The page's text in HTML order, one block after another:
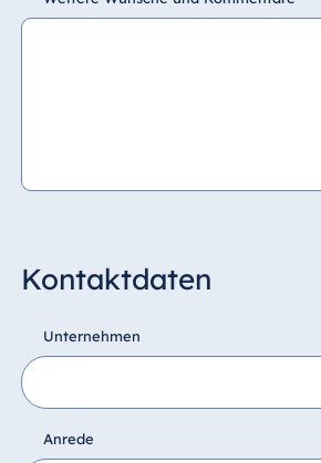
Kontaktdaten
Unternehmen
Anrede